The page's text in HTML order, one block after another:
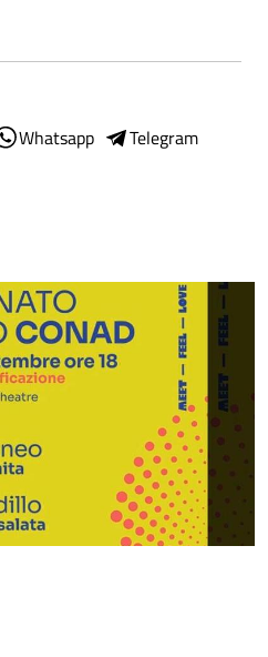
Whatsapp
Telegram